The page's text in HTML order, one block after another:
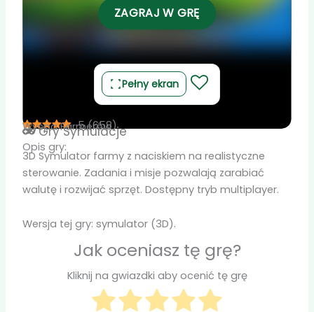
ZAGRAJ W GRĘ
Pełny ekran
5 (658)
Wyspa Farmerów
GrySymulacje
Opis gry:
3D Symulator farmy z naciskiem na realistyczne
sterowanie. Zadania i misje pozwalają zarabiać
walutę i rozwijać sprzęt. Dostępny tryb multiplayer.
Wersja tej gry: symulator (3D).
Jak oceniasz tę grę?
Kliknij na gwiazdki aby ocenić tę grę